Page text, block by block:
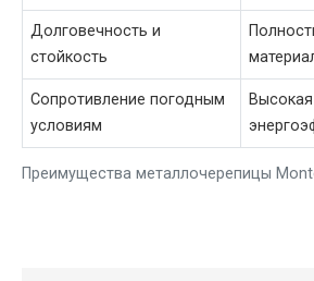
Преимущества металлочерепицы
Долговечность и
стойкость
Сопротивление погодным
условиям
Высокая